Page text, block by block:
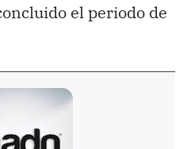
el periodo de